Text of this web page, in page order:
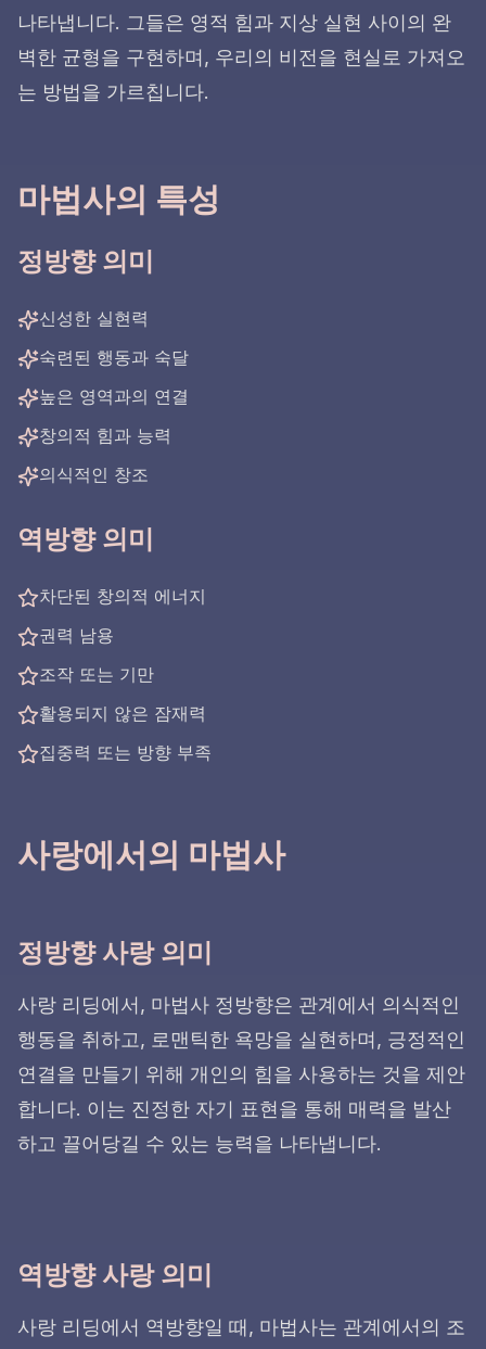
나타냅니다. 그들은 영적 힘과 지상 실현 사이의 완
벽한 균형을 구현하며, 우리의 비전을 현실로 가져오
는 방법을 가르칩니다.
마법사의 특성
정방향 의미
신성한 실현력
숙련된 행동과 숙달
높은 영역과의 연결
창의적 힘과 능력
의식적인 창조
역방향 의미
차단된 창의적 에너지
권력 남용
조작 또는 기만
활용되지 않은 잠재력
집중력 또는 방향 부족
사랑에서의 마법사
정방향 사랑 의미
사랑 리딩에서, 마법사 정방향은 관계에서 의식적인
행동을 취하고, 로맨틱한 욕망을 실현하며, 긍정적인
연결을 만들기 위해 개인의 힘을 사용하는 것을 제안
합니다. 이는 진정한 자기 표현을 통해 매력을 발산
하고 끌어당길 수 있는 능력을 나타냅니다.
역방향 사랑 의미
사랑 리딩에서 역방향일 때, 마법사는 관계에서의 조